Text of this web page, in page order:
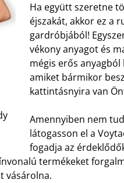
Ha együtt szeretne
éjszakát, akkor ez a
gardróbjából!
vékony anyagot és
mégis erős
amiket bármikor
kattintásnyira van
Amennyiben nem
látogasson el a
fogadja az
termékeket
vásárolna.